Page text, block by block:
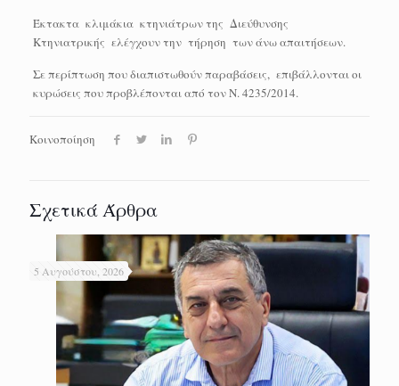
Έκτακτα κλιμάκια κτηνιάτρων της Διεύθυνσης
Κτηνιατρικής ελέγχουν την τήρηση των άνω απαιτήσεων.
Σε περίπτωση που διαπιστωθούν παραβάσεις, επιβάλλονται οι
κυρώσεις που προβλέπονται από τον Ν. 4235/2014.
Κοινοποίηση
Σχετικά Άρθρα
5 Αυγούστου, 2026